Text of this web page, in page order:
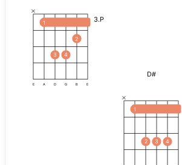
3.P
1
3 4
2
E A D G B E
D#
1
2 3 4